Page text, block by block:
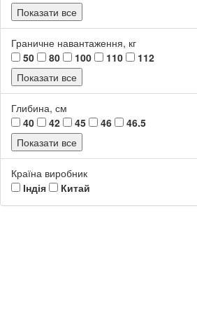
Показати все
Граничне навантаження, кг
50
80 100 110
112
Показати все
Глибина, см
40
42 45 46
46.5
Показати все
Країна виробник
Індія
Китай